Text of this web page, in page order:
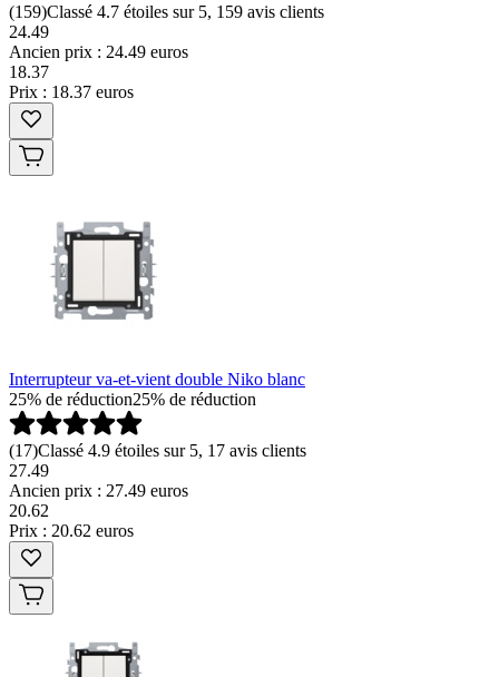
(159)Classé 4.7 étoiles sur 5, 159 avis clients
24.49
Ancien prix : 24.49 euros
18.37
Prix : 18.37 euros
Interrupteur va-et-vient double Niko blanc
25% de réduction25% de réduction
(17)Classé 4.9 étoiles sur 5, 17 avis clients
27.49
Ancien prix : 27.49 euros
20.62
Prix : 20.62 euros